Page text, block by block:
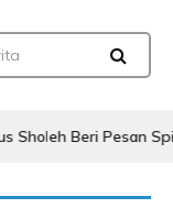
Pesan Spiritual